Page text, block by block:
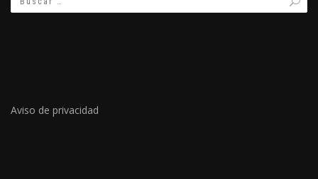
Aviso de privacidad